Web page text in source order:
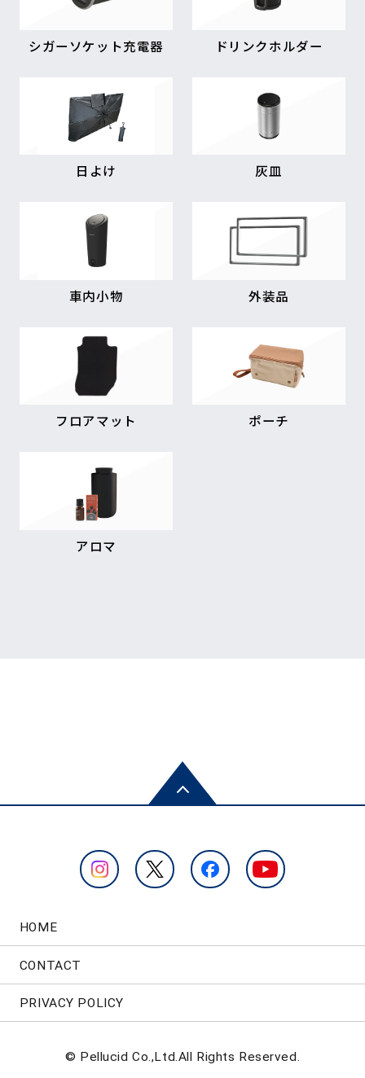
シガーソケット充電器 ドリンクホルダー
日よけ 灰皿
車内小物 外装品
フロアマット ポーチ
アロマ
HOME
CONTACT
PRIVACY POLICY
© Pellucid Co.,Ltd.All Rights Reserved.